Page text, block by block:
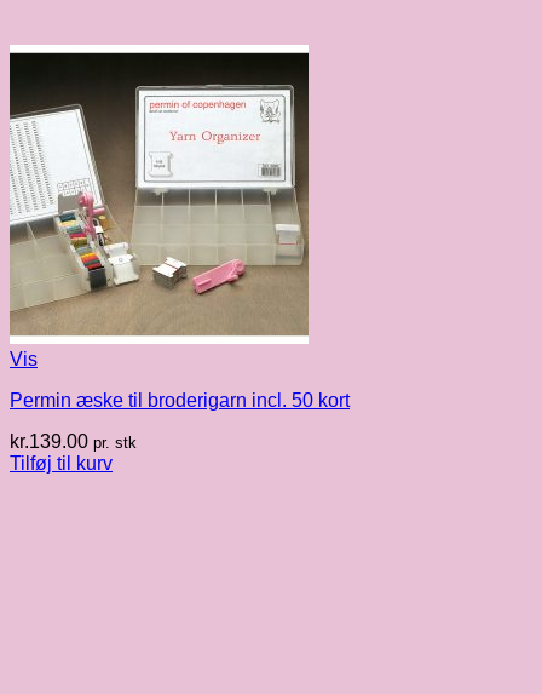
Vis
Permin æske til broderigarn incl. 50 kort
kr.139.00 pr. stk
Tilføj til kurv